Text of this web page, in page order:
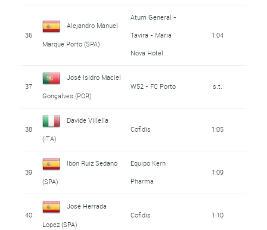
36
Alejandro Manuel
Marque Porto (SPA)
Atum General -
Tavira - Maria
Nova Hotel
1:04
37
José Isidro Maciel
Gonçalves (POR)
W52 - FC Porto s.t.
38
Davide Villella
(ITA)
Cofidis 1:05
39
Ibon Ruiz Sedano
(SPA)
Equipo Kern
Pharma
1:09
40
José Herrada
Lopez (SPA)
Cofidis 1:10